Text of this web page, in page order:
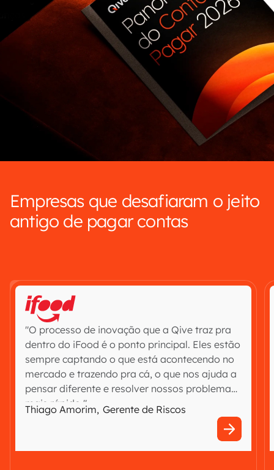
Empresas que desafiaram o jeito
antigo de pagar contas
"O processo de inovação que a Qive traz pra
dentro do iFood é o ponto principal. Eles estão
sempre captando o que está acontecendo no
mercado e trazendo pra cá, o que nos ajuda a
pensar diferente e resolver nossos problemas
mais rápido."
Thiago Amorim, Gerente de Riscos